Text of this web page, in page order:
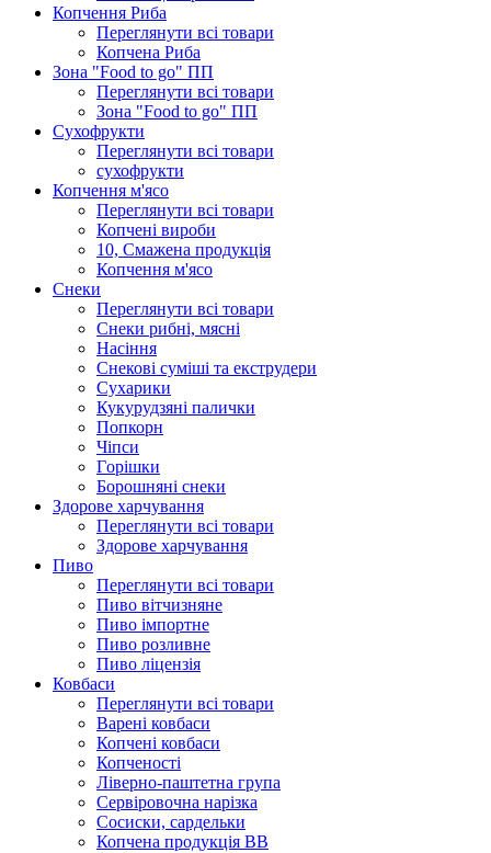
Копчення Риба
Переглянути всі товари
Копчена Риба
Зона "Food to go" ПП
Переглянути всі товари
Зона "Food to go" ПП
Сухофрукти
Переглянути всі товари
сухофрукти
Копчення м'ясо
Переглянути всі товари
Копчені вироби
10, Смажена продукція
Копчення м'ясо
Снеки
Переглянути всі товари
Снеки рибні, мясні
Насіння
Снекові суміші та екструдери
Сухарики
Кукурудзяні пaлички
Попкорн
Чіпси
Гoрішки
Борошняні снеки
Здорове харчування
Переглянути всі товари
Здорове харчування
Пиво
Переглянути всі товари
Пиво вітчизняне
Пиво імпортне
Пиво розливне
Пиво ліцензія
Ковбаси
Переглянути всі товари
Варені ковбаси
Копчені ковбаси
Копченості
Ліверно-паштетна група
Сервіровочна нарізка
Сосиски, сардельки
Копчена продукція ВВ